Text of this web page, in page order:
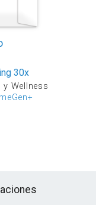
30x
y Wellness